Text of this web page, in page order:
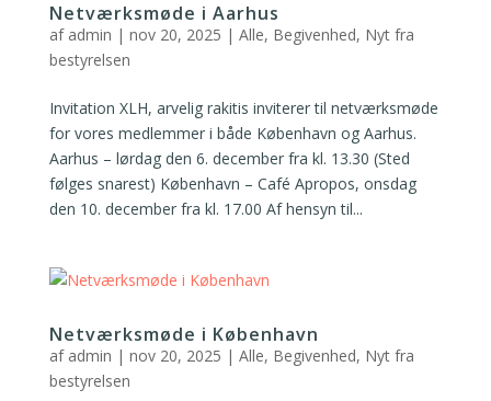
Netværksmøde i Aarhus
af admin | nov 20, 2025 | Alle, Begivenhed, Nyt fra
bestyrelsen
Invitation XLH, arvelig rakitis inviterer til netværksmøde
for vores medlemmer i både København og Aarhus.
Aarhus – lørdag den 6. december fra kl. 13.30 (Sted
følges snarest) København – Café Apropos, onsdag
den 10. december fra kl. 17.00 Af hensyn til...
Netværksmøde i København
af admin | nov 20, 2025 | Alle, Begivenhed, Nyt fra
bestyrelsen